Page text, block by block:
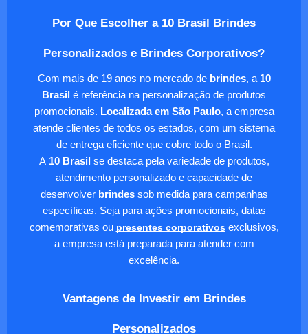
Por Que Escolher a 10 Brasil Brindes
Personalizados e Brindes Corporativos?
Com mais de 19 anos no mercado de brindes, a 10
Brasil é referência na personalização de produtos
promocionais. Localizada em São Paulo, a empresa
atende clientes de todos os estados, com um sistema
de entrega eficiente que cobre todo o Brasil.
A10 Brasilse destaca pela variedade de produtos,
atendimento personalizado e capacidade de
desenvolver brindessob medida para campanhas
específicas. Seja para ações promocionais, datas
comemorativas ou presentes corporativosexclusivos,
a empresa está preparada para atender com
excelência.
Vantagens de Investir em Brindes
Personalizados